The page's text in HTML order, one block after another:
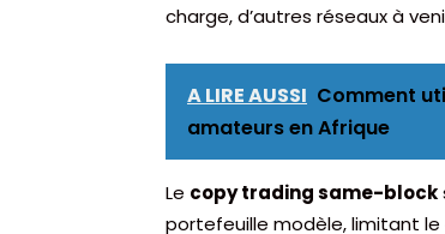
charge, d’autres réseaux à
A LIRE AUSSI Comment
amateurs en Afrique
Le copy trading same-block
portefeuille modèle, limitant le